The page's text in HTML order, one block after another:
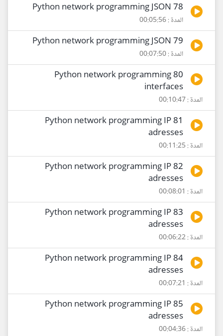
78 Python network programming JSON
المدة : 00:05:56
79 Python network programming JSON
المدة : 00:07:50
80 Python network programming
interfaces
المدة : 00:10:47
81 Python network programming IP
adresses
المدة : 00:11:25
82 Python network programming IP
adresses
المدة : 00:08:01
83 Python network programming IP
adresses
المدة : 00:06:22
84 Python network programming IP
adresses
المدة : 00:07:21
85 Python network programming IP
adresses
المدة : 00:04:36